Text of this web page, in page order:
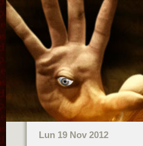
Lun 19 Nov 2012